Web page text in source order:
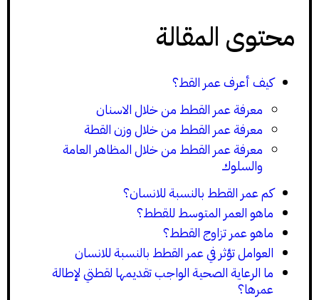
محتوى المقالة
كيف أعرف عمر القط؟
معرفة عمر القطط من خلال الاسنان
معرفة عمر القطط من خلال وزن القطة
معرفة عمر القطط من خلال المظاهر العامة
والسلوك
كم عمر القطط بالنسبة للانسان؟
ماهو العمر المتوسط للقطط؟
ماهو عمر تزاوج القطط؟
العوامل تؤثر في عمر القطط بالنسبة للانسان
ما الرعاية الصحية الواجب تقديمها لقطتي لإطالة
عمرها؟